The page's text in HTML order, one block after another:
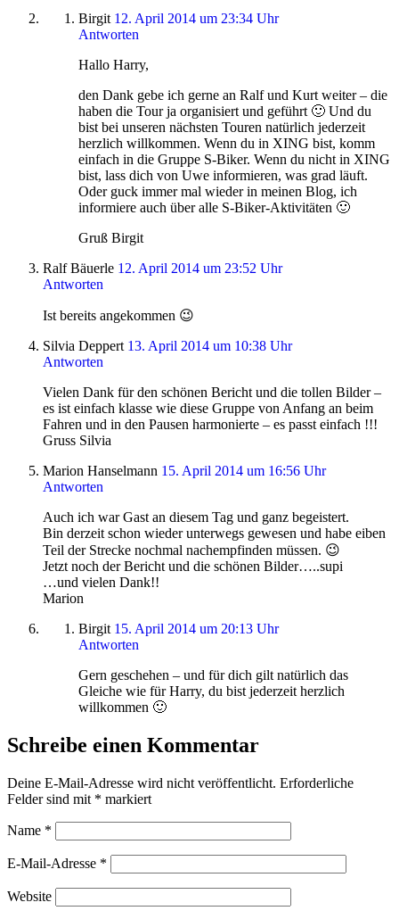
Birgit 12. April 2014 um 23:34 Uhr
Antworten
Hallo Harry,
den Dank gebe ich gerne an Ralf und Kurt weiter – die
haben die Tour ja organisiert und geführt 🙂 Und du
bist bei unseren nächsten Touren natürlich jederzeit
herzlich willkommen. Wenn du in XING bist, komm
einfach in die Gruppe S-Biker. Wenn du nicht in XING
bist, lass dich von Uwe informieren, was grad läuft.
Oder guck immer mal wieder in meinen Blog, ich
informiere auch über alle S-Biker-Aktivitäten 🙂
Gruß Birgit
Ralf Bäuerle 12. April 2014 um 23:52 Uhr
Antworten
Ist bereits angekommen 😉
Silvia Deppert 13. April 2014 um 10:38 Uhr
Antworten
Vielen Dank für den schönen Bericht und die tollen Bilder –
es ist einfach klasse wie diese Gruppe von Anfang an beim
Fahren und in den Pausen harmonierte – es passt einfach !!!
Gruss Silvia
Marion Hanselmann 15. April 2014 um 16:56 Uhr
Antworten
Auch ich war Gast an diesem Tag und ganz begeistert.
Bin derzeit schon wieder unterwegs gewesen und habe eiben
Teil der Strecke nochmal nachempfinden müssen. 😉
Jetzt noch der Bericht und die schönen Bilder…..supi
…und vielen Dank!!
Marion
Birgit 15. April 2014 um 20:13 Uhr
Antworten
Gern geschehen – und für dich gilt natürlich das
Gleiche wie für Harry, du bist jederzeit herzlich
willkommen 🙂
Schreibe einen Kommentar
Deine E-Mail-Adresse wird nicht veröffentlicht. Erforderliche
Felder sind mit * markiert
Name *
E-Mail-Adresse *
Website